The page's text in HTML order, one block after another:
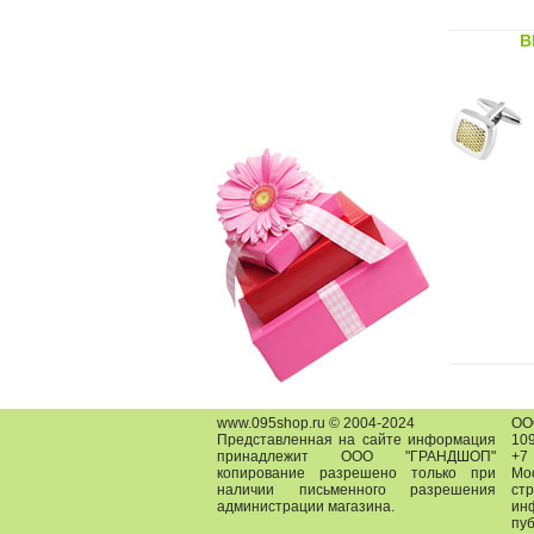
www.095shop.ru © 2004-2024
Представленная на сайте информация
принадлежит ООО "ГРАНДШОП"
копирование разрешено только при
наличии письменного разрешения
администрации магазина.
+7